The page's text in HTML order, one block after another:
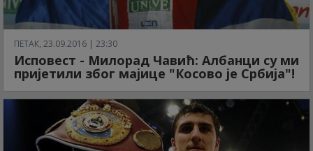
ПЕТАК, 23.09.2016 | 23:30
Исповест - Милорад Чавић: Албанци су ми
пријетили због мајице "Косово је Србија"!